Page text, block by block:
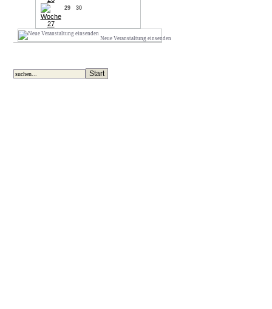
29 30
Neue Veranstaltung einsenden